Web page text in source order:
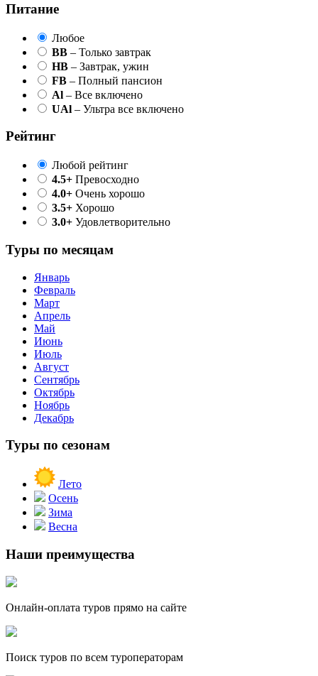
Питание
Любое
BB – Только завтрак
HB – Завтрак, ужин
FB – Полный пансион
Al – Все включено
UAl – Ультра все включено
Рейтинг
Любой рейтинг
4.5+ Превосходно
4.0+ Очень хорошо
3.5+ Хорошо
3.0+ Удовлетворительно
Туры по месяцам
Январь
Февраль
Март
Апрель
Май
Июнь
Июль
Август
Сентябрь
Октябрь
Ноябрь
Декабрь
Туры по сезонам
Лето
Осень
Зима
Весна
Наши преимущества
Онлайн-оплата туров прямо на сайте
Поиск туров по всем туроператорам